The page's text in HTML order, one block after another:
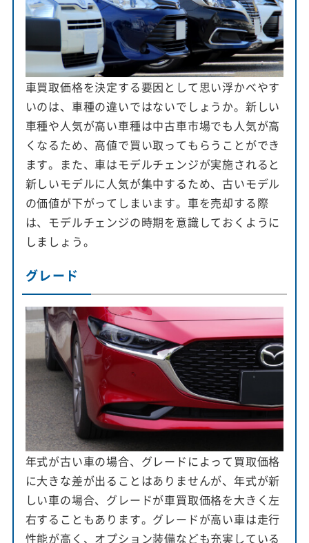
車買取価格を決定する要因として思い浮かべやす
いのは、車種の違いではないでしょうか。新しい
車種や人気が高い車種は中古車市場でも人気が高
くなるため、高値で買い取ってもらうことができ
ます。また、車はモデルチェンジが実施されると
新しいモデルに人気が集中するため、古いモデル
の価値が下がってしまいます。車を売却する際
は、モデルチェンジの時期を意識しておくように
しましょう。
グレード
年式が古い車の場合、グレードによって買取価格
に大きな差が出ることはありませんが、年式が新
しい車の場合、グレードが車買取価格を大きく左
右することもあります。グレードが高い車は走行
性能が高く、オプション装備なども充実している